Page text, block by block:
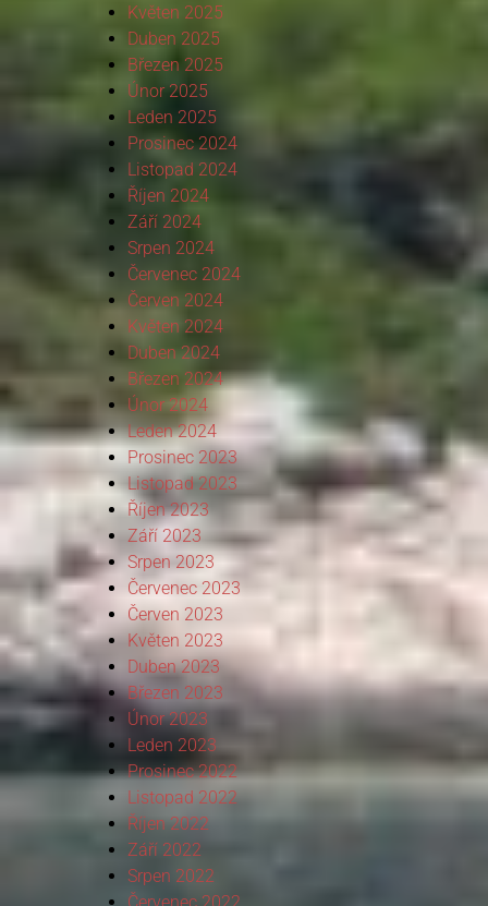
Květen 2025
Duben 2025
Březen 2025
Únor 2025
Leden 2025
Prosinec 2024
Listopad 2024
Říjen 2024
Září 2024
Srpen 2024
Červenec 2024
Červen 2024
Květen 2024
Duben 2024
Březen 2024
Únor 2024
Leden 2024
Prosinec 2023
Listopad 2023
Říjen 2023
Září 2023
Srpen 2023
Červenec 2023
Červen 2023
Květen 2023
Duben 2023
Březen 2023
Únor 2023
Leden 2023
Prosinec 2022
Listopad 2022
Říjen 2022
Září 2022
Srpen 2022